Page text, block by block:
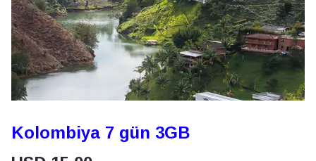
Kolombiya 7 gün 3GB